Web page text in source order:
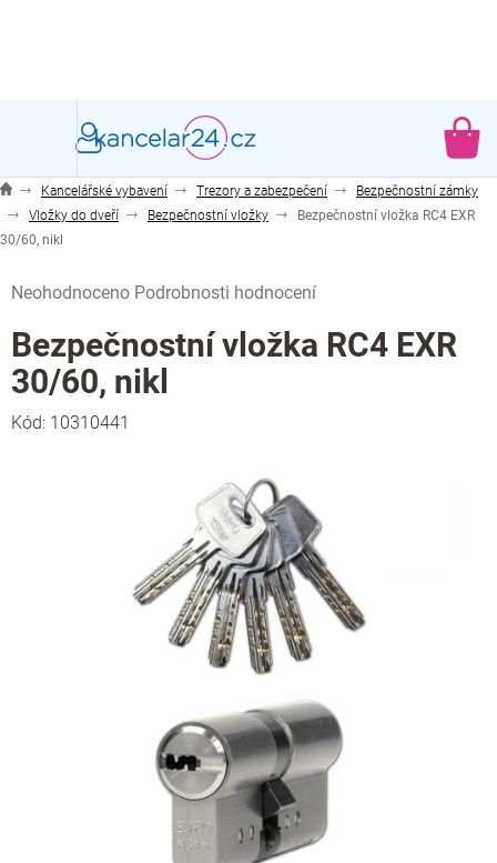
Kancelářské vybavení Trezory a zabezpečení
Bezpečnostní zámky
Vložky do dveří
Bezpečnostní vložky
Bezpečnostní vložka RC4 EXR
30/60, nikl
hodnocení
produktu
je
0,0
z
5
Neohodnoceno Podrobnosti hodnocení
Bezpečnostní vložka RC4 EXR
30/60, nikl
Kód: 10310441